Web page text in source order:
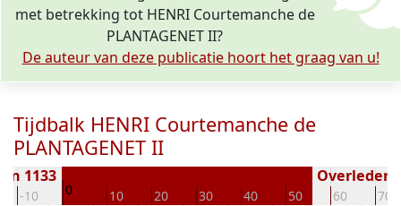
met betrekking tot HENRI Courtemanche de
PLANTAGENET II?
De auteur van deze publicatie hoort het graag van u!
Tijdbalk HENRI Courtemanche de
PLANTAGENET II
-10 0 10 20 30 40 50 60 70
1133 Overleden